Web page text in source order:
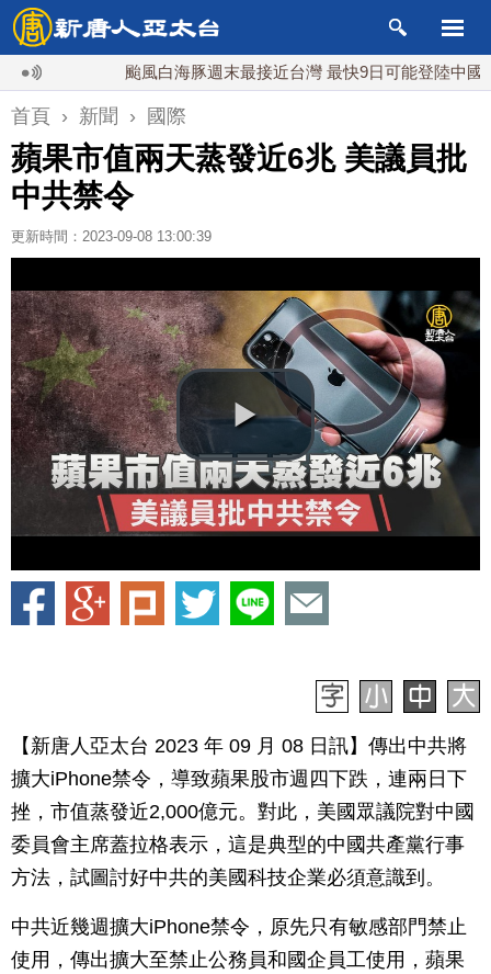
颱風白海豚週末最接近台灣 最快9日可能登陸中國
首頁 › 新聞 › 國際
蘋果市值兩天蒸發近6兆 美議員批
中共禁令
更新時間：2023-09-08 13:00:39
【新唐人亞太台 2023 年 09 月 08 日訊】傳出中共將
擴大iPhone禁令，導致蘋果股市週四下跌，連兩日下
挫，市值蒸發近2,000億元。對此，美國眾議院對中國
委員會主席蓋拉格表示，這是典型的中國共產黨行事
方法，試圖討好中共的美國科技企業必須意識到。
中共近幾週擴大iPhone禁令，原先只有敏感部門禁止
使用，傳出擴大至禁止公務員和國企員工使用，蘋果